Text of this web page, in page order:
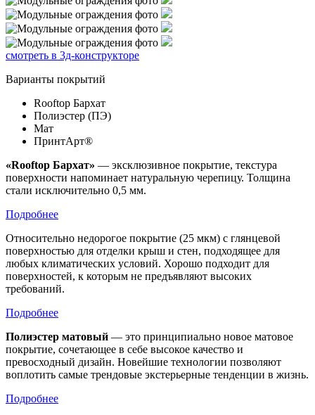
смотреть в 3д-конструкторе
Варианты покрытий
Rooftop Бархат
Полиэстер (ПЭ)
Мат
ПринтАрт®
«Rooftop Бархат» — эксклюзивное покрытие, текстура
поверхности напоминает натуральную черепицу. Толщина
стали исключительно 0,5 мм.
Подробнее
Относительно недорогое покрытие (25 мкм) с глянцевой
поверхностью для отделки крыш и стен, подходящее для
любых климатических условий. Хорошо подходит для
поверхностей, к которым не предъявляют высоких
требований.
Подробнее
Полиэстер матовый — это принципиально новое матовое
покрытие, сочетающее в себе высокое качество и
превосходный дизайн. Новейшие технологии позволяют
воплотить самые трендовые экстерьерные тенденции в жизнь.
Подробнее